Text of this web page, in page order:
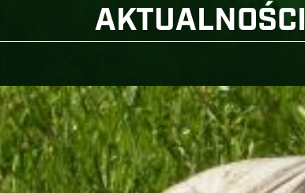
AKTUALNOŚCI